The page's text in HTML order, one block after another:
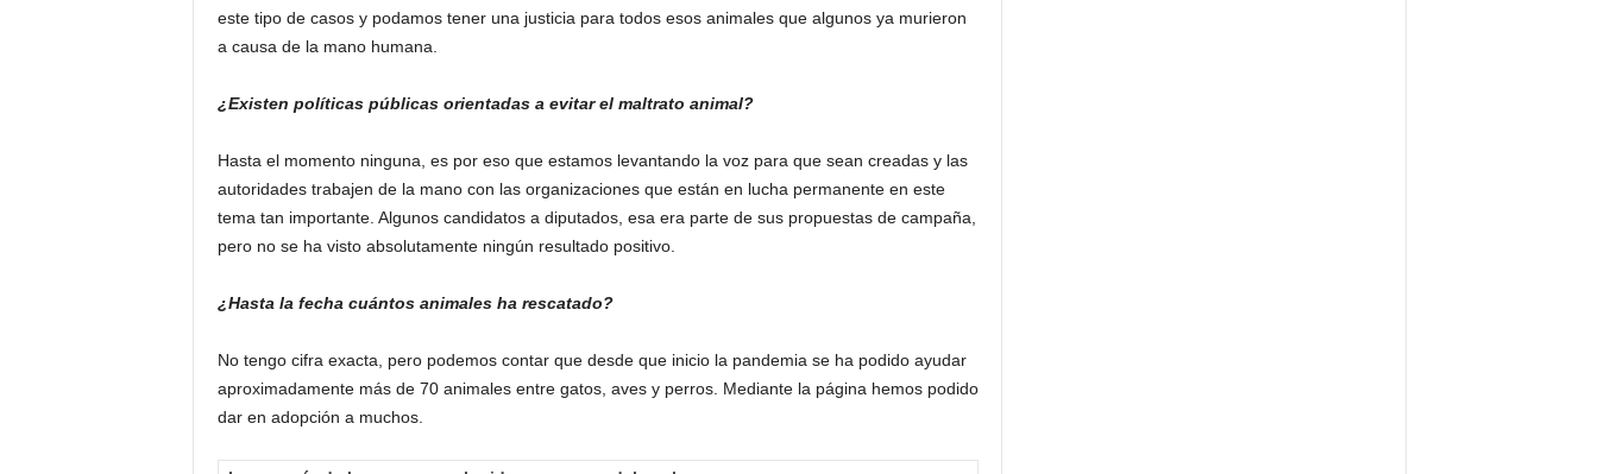
este tipo de casos y podamos tener una justicia para todos esos animales que algunos ya murieron
a causa de la mano humana.
¿Existen políticas públicas orientadas a evitar el maltrato animal?
Hasta el momento ninguna, es por eso que estamos levantando la voz para que sean creadas y las
autoridades trabajen de la mano con las organizaciones que están en lucha permanente en este
tema tan importante. Algunos candidatos a diputados, esa era parte de sus propuestas de campaña,
pero no se ha visto absolutamente ningún resultado positivo.
¿Hasta la fecha cuántos animales ha rescatado?
No tengo cifra exacta, pero podemos contar que desde que inicio la pandemia se ha podido ayudar
aproximadamente más de 70 animales entre gatos, aves y perros. Mediante la página hemos podido
dar en adopción a muchos.